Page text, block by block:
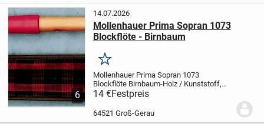
6
14.07.2026
Mollenhauer Prima Sopran 1073
Blockflöte - Birnbaum
Merken
Mollenhauer Prima Sopran 1073
Blockflöte Birnbaum-Holz / Kunststoff,
Einfachloch Unempfindlicher Kunststoff
– warmer Holzklang:
hochwertigem Kunststoff, Unterteil aus
Birnbaumholz...
14 €Festpreis
64521 Groß-Gerau